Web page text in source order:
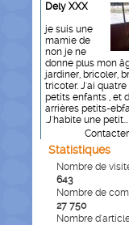
Dely XXX
je suis une
mamie de
non je ne
donne plus mon
jardiner, bricoler,
tricoter. J'ai
petits enfants , et
arrières petits-
.J'habite une petit...
Statistiques
Nombre de
643
Nombre de
27 750
Nombre